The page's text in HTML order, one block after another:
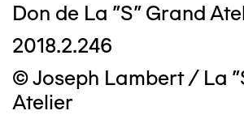
Don de La "S" Grand
2018.2.246
© Joseph Lambert / La
Atelier